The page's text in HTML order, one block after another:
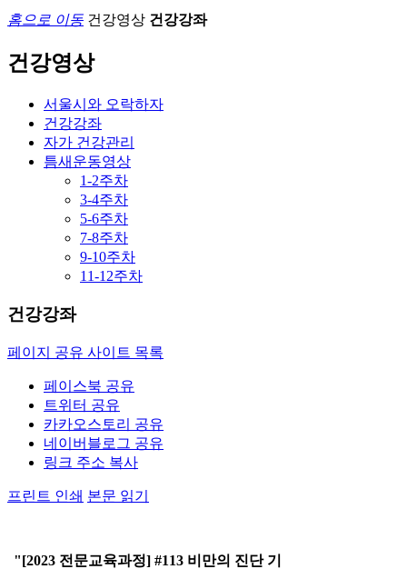
홈으로 이동 건강영상 건강강좌
건강영상
서울시와 오락하자
건강강좌
자가 건강관리
틈새운동영상
1-2주차
3-4주차
5-6주차
7-8주차
9-10주차
11-12주차
건강강좌
페이지 공유 사이트 목록
페이스북 공유
트위터 공유
카카오스토리 공유
네이버블로그 공유
링크 주소 복사
프린트 인쇄 본문 읽기
"[2023 전문교육과정] #113 비만의 진단 기